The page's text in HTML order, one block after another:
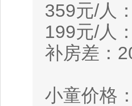
359元/人
199元/人
补房差：
小童价格